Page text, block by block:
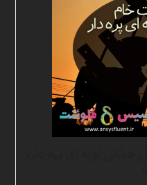
لوله ای پره دار،